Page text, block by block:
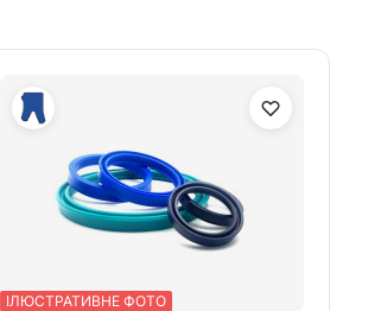
ІЛЮСТРАТИВНЕ ФОТО